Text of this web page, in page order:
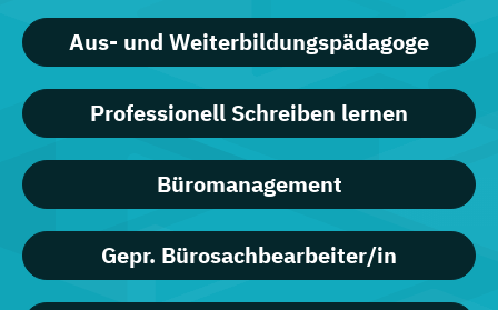
Aus- und Weiterbildungspädagoge
Professionell Schreiben lernen
Büromanagement
Gepr. Bürosachbearbeiter/in